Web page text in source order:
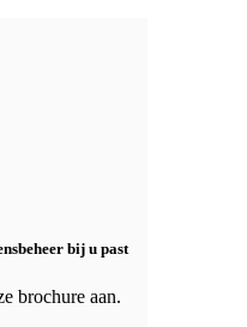
bij u past
brochure aan.